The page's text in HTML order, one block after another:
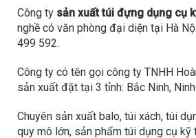
Công ty sản xuất túi đựng dụng cụ
nghề có văn phòng đại diện tại Hà
499 592.
Công ty có tên gọi công ty TNHH
sản xuất đặt tại 3 tỉnh: Bắc Ninh, Ninh
Chuyên sản xuất balo, túi xách, túi
quy mô lớn, sản phẩm túi dụng cụ kỹ